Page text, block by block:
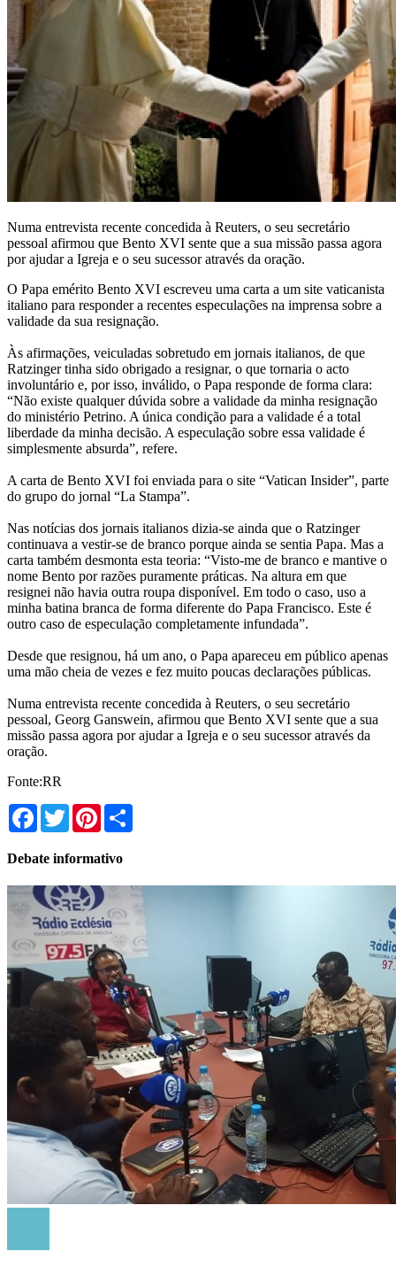
Numa entrevista recente concedida à Reuters, o seu secretário
pessoal afirmou que Bento XVI sente que a sua missão passa agora
por ajudar a Igreja e o seu sucessor através da oração.
O Papa emérito Bento XVI escreveu uma carta a um site vaticanista
italiano para responder a recentes especulações na imprensa sobre a
validade da sua resignação.
Às afirmações, veiculadas sobretudo em jornais italianos, de que
Ratzinger tinha sido obrigado a resignar, o que tornaria o acto
involuntário e, por isso, inválido, o Papa responde de forma clara:
“Não existe qualquer dúvida sobre a validade da minha resignação
do ministério Petrino. A única condição para a validade é a total
liberdade da minha decisão. A especulação sobre essa validade é
simplesmente absurda”, refere.
A carta de Bento XVI foi enviada para o site “Vatican Insider”, parte
do grupo do jornal “La Stampa”.
Nas notícias dos jornais italianos dizia-se ainda que o Ratzinger
continuava a vestir-se de branco porque ainda se sentia Papa. Mas a
carta também desmonta esta teoria: “Visto-me de branco e mantive o
nome Bento por razões puramente práticas. Na altura em que
resignei não havia outra roupa disponível. Em todo o caso, uso a
minha batina branca de forma diferente do Papa Francisco. Este é
outro caso de especulação completamente infundada”.
Desde que resignou, há um ano, o Papa apareceu em público apenas
uma mão cheia de vezes e fez muito poucas declarações públicas.
Numa entrevista recente concedida à Reuters, o seu secretário
pessoal, Georg Ganswein, afirmou que Bento XVI sente que a sua
missão passa agora por ajudar a Igreja e o seu sucessor através da
oração.
Fonte:RR
Facebook
TwitterPinterest
Debate informativo